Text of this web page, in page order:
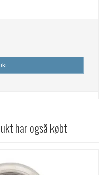
har også købt